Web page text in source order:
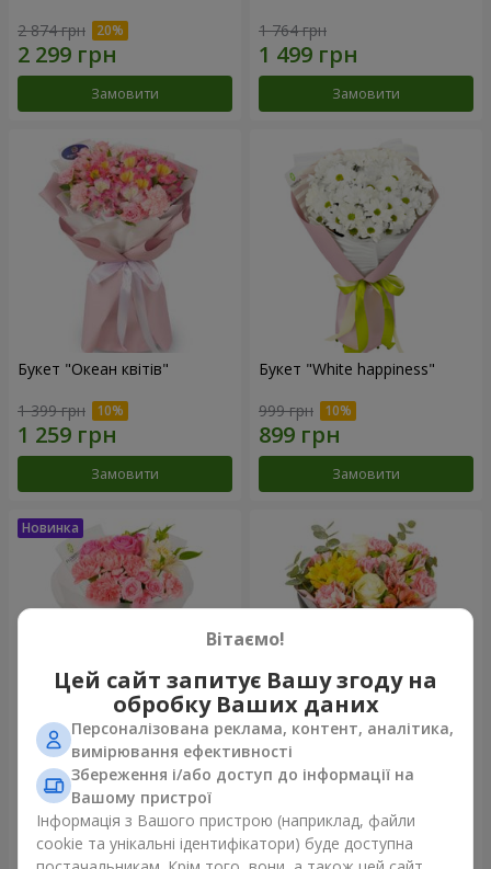
2 874 грн
Замовити
1 764 грн
Замовити
Букет "Океан квітів"
1 399 грн
Замовити
Букет "White happiness"
999 грн
Замовити
Букет "Рожевий зефір"
1 364 грн
Замовити
Букет "Дзінтарс"
Замовити
Вітаємо!
Цей сайт запитує Вашу згоду на
обробку Ваших даних
Персоналізована реклама, контент, аналітика,
вимірювання ефективності
Збереження і/або доступ до інформації на
Вашому пристрої
Інформація з Вашого пристрою (наприклад, файли
cookie та унікальні ідентифікатори) буде доступна